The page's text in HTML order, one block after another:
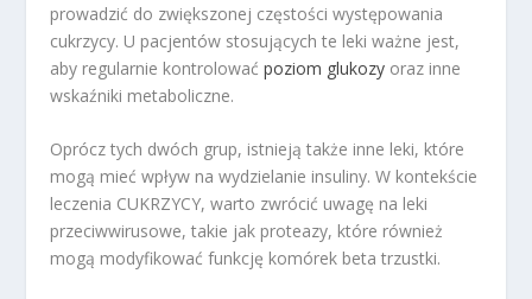
prowadzić do zwiększonej częstości występowania
cukrzycy. U pacjentów stosujących te leki ważne jest,
aby regularnie kontrolowaćpoziom glukozy oraz inne
wskaźniki metaboliczne.
Oprócz tych dwóch grup, istnieją także inne leki, które
mogą mieć wpływ na wydzielanie insuliny. W kontekście
leczenia CUKRZYCY, warto zwrócić uwagę na leki
przeciwwirusowe, takie jak proteazy, które również
mogą modyfikować funkcję komórek beta trzustki.